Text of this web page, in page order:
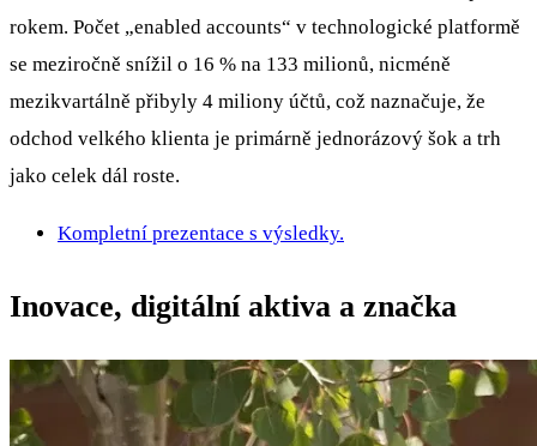
rokem. Počet „enabled accounts“ v technologické platformě
se meziročně snížil o 16 % na 133 milionů, nicméně
mezikvartálně přibyly 4 miliony účtů, což naznačuje, že
odchod velkého klienta je primárně jednorázový šok a trh
jako celek dál roste.
Kompletní prezentace s výsledky.
Inovace, digitální aktiva a značka